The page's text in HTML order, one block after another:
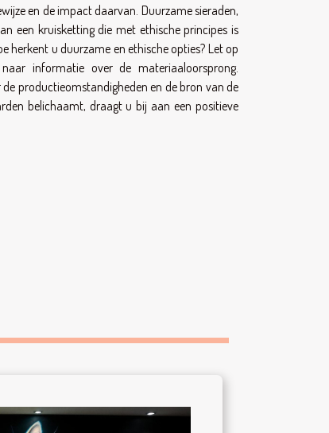
en de impact daarvan. Duurzame sieraden,
een kruisketting die met ethische principes is
herkent u duurzame en ethische opties? Let op
informatie over de materiaaloorsprong.
productieomstandigheden en de bron van de
belichaamt, draagt u bij aan een positieve